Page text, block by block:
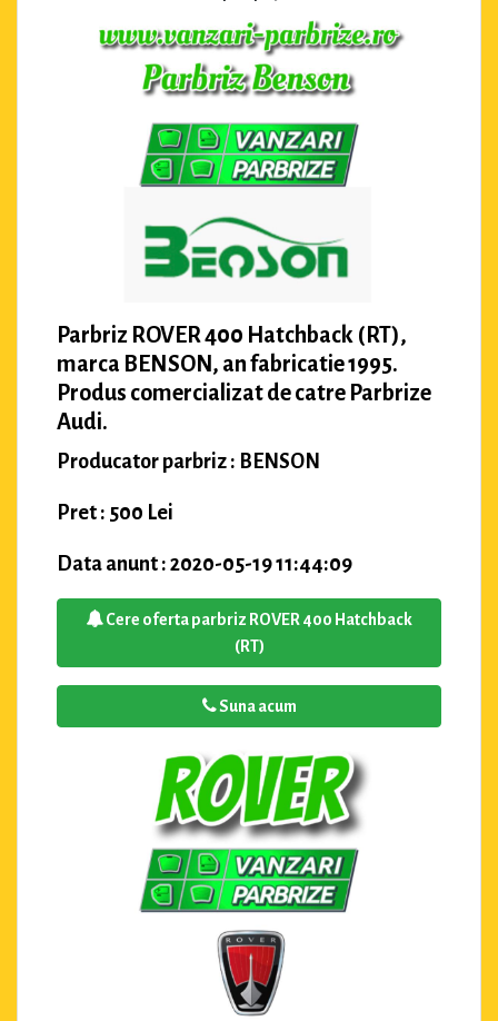
Parbriz ROVER 400 Hatchback (RT),
marca BENSON, an fabricatie 1995.
Produs comercializat de catre Parbrize
Audi.
Producator parbriz : BENSON
Pret : 500 Lei
Data anunt : 2020-05-19 11:44:09
Cere oferta parbriz ROVER 400 Hatchback
(RT)
Suna acum